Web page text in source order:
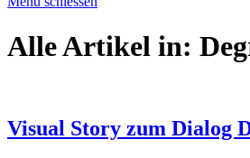
Alle Artikel in:
Visual Story zum Dialog